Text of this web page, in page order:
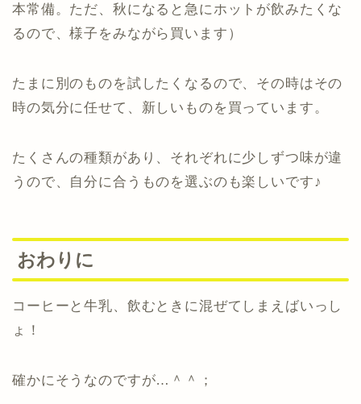
本常備。ただ、秋になると急にホットが飲みたくな
るので、様子をみながら買います）
たまに別のものを試したくなるので、その時はその
時の気分に任せて、新しいものを買っています。
たくさんの種類があり、それぞれに少しずつ味が違
うので、自分に合うものを選ぶのも楽しいです♪
おわりに
コーヒーと牛乳、飲むときに混ぜてしまえばいっし
ょ！
確かにそうなのですが…＾＾；